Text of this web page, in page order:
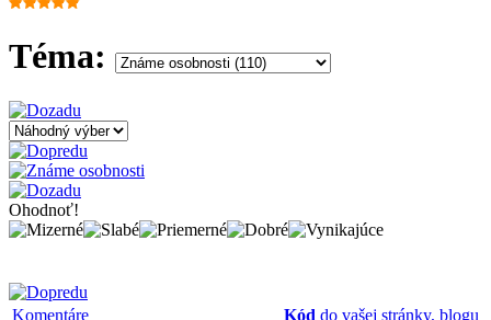
Téma:
Ohodnoť!
Komentáre
Kód do vašej stránky, blogu